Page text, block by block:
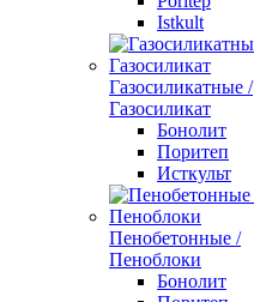
Istkult
Газосиликатные /
Газосиликат
Бонолит
Поритеп
Исткульт
Пенобетонные /
Пеноблоки
Бонолит